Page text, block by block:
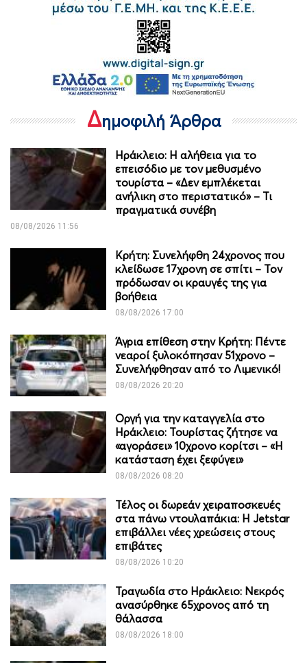
Δημοφιλή Άρθρα
Ηράκλειο: Η αλήθεια για το
επεισόδιο με τον μεθυσμένο
τουρίστα – «Δεν εμπλέκεται
ανήλικη στο περιστατικό» – Τι
πραγματικά συνέβη
08/08/2026 11:56
Κρήτη: Συνελήφθη 24χρονος που
κλείδωσε 17χρονη σε σπίτι – Τον
πρόδωσαν οι κραυγές της για
βοήθεια
08/08/2026 17:00
Άγρια επίθεση στην Κρήτη: Πέντε
νεαροί ξυλοκόπησαν 51χρονο –
Συνελήφθησαν από το Λιμενικό!
08/08/2026 20:20
Οργή για την καταγγελία στο
Ηράκλειο: Τουρίστας ζήτησε να
«αγοράσει» 10χρονο κορίτσι – «Η
κατάσταση έχει ξεφύγει»
08/08/2026 08:20
Τέλος οι δωρεάν χειραποσκευές
στα πάνω ντουλαπάκια: Η Jetstar
επιβάλλει νέες χρεώσεις στους
επιβάτες
08/08/2026 10:20
Τραγωδία στο Ηράκλειο: Νεκρός
ανασύρθηκε 65χρονος από τη
θάλασσα
08/08/2026 18:00